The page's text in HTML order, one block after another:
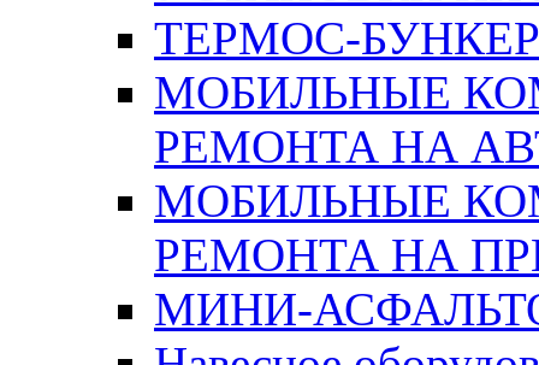
ТЕРМОС-
МОБИЛЬНЫЕ
РЕМОНТА НА
МОБИЛЬНЫЕ
РЕМОНТА НА
МИНИ-